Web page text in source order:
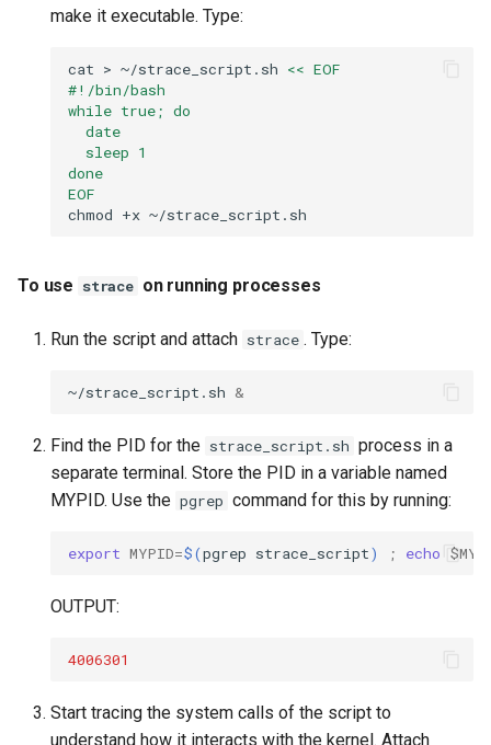
make it executable. Type:
cat > ~/strace_script.sh << EOF
#!/bin/bash
while true; do
  date
  sleep 1
done
EOF
chmod +x
To use strace on running processes
Run the script and attach strace . Type:
~/strace_script.sh &
Find the PID for the strace_script.sh process in a
separate terminal. Store the PID in a variable named
MYPID. Use the pgrep command for this by running:
export MYPID=$(pgrep strace_script) ; echo
OUTPUT:
4006301
Start tracing the system calls of the script to
understand how it interacts with the kernel. Attach